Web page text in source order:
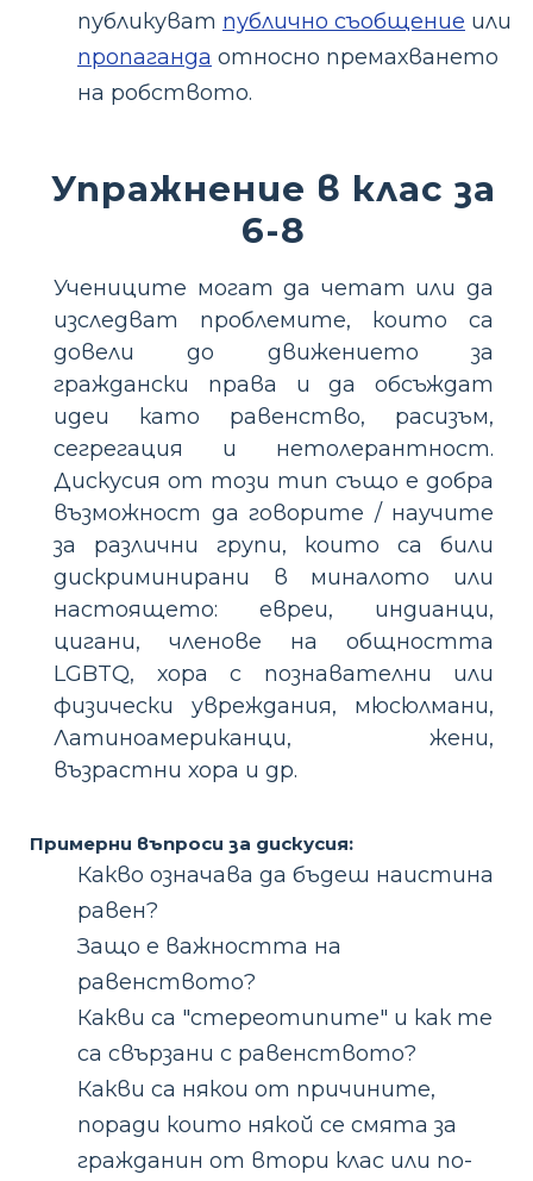
публикуват публично съобщение или
пропаганда относно премахването
на робството.
Упражнение в клас за
6-8
Учениците могат да четат или да
изследват проблемите, които са
довели до движението за
граждански права и да обсъждат
идеи като равенство, расизъм,
сегрегация и нетолерантност.
Дискусия от този тип също е добра
възможност да говорите / научите
за различни групи, които са били
дискриминирани в миналото или
настоящето: евреи, индианци,
цигани, членове на общността
LGBTQ, хора с познавателни или
физически увреждания, мюсюлмани,
Латиноамериканци, жени,
възрастни хора и др.
Примерни въпроси за дискусия:
Какво означава да бъдеш наистина
равен?
Защо е важността на
равенството?
Какви са "стереотипите" и как те
са свързани с равенството?
Какви са някои от причините,
поради които някой се смята за
гражданин от втори клас или по-